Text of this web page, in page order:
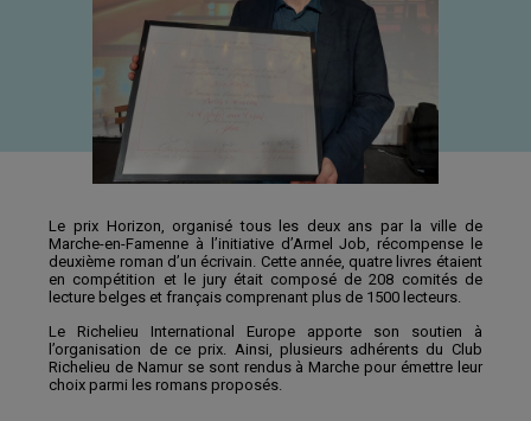
Le prix Horizon, organisé tous les deux ans par la ville de
Marche-en-Famenne à l’initiative d’Armel Job, récompense le
deuxième roman d’un écrivain. Cette année, quatre livres étaient
en compétition et le jury était composé de 208 comités de
lecture belges et français comprenant plus de 1500 lecteurs.
Le Richelieu International Europe apporte son soutien à
l’organisation de ce prix. Ainsi, plusieurs adhérents du Club
Richelieu de Namur se sont rendus à Marche pour émettre leur
choix parmi les romans proposés.